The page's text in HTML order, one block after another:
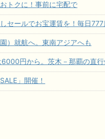
トクに！事前に宅配で
セールでお宝運賃を！毎日
）就航へ。東南アジアへも
円から。茨木－那覇の直行
」開催！